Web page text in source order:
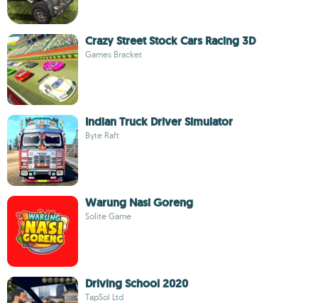
Crazy Street Stock Cars Racing 3D
Games Bracket
Indian Truck Driver Simulator
Byte Raft
Warung Nasi Goreng
Solite Game
Driving School 2020
TapSol Ltd